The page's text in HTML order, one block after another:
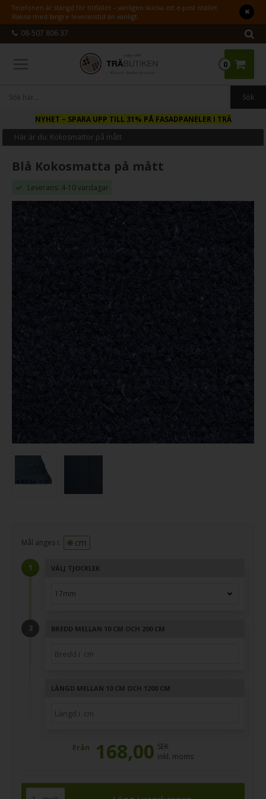
Telefonen är stängd för tillfället – vänligen skicka ett e-post istället.
Räkna med längre leveranstid än vanligt.
08-507 806 37
0
NYHET– SPARA UPP TILL 31% PÅ FASADPANELER I TRÄ
Här är du: Kokosmattor på mått
Blå Kokosmatta på mått
Leverans: 4-10 vardagar
Mål anges i: cm
VÄLJ TJOCKLEK
BREDD MELLAN 10 CM OCH 200 CM
LÄNGD MELLAN 10 CM OCH 1200 CM
Från 168,00 SEK
inkl. moms